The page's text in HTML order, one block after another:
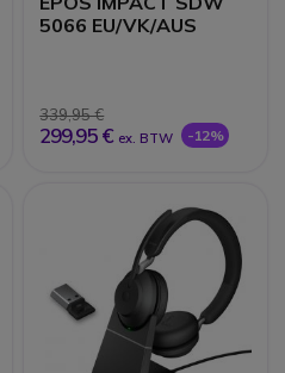
5066 EU/VK/AUS
339,95 €
299,95 € ex. BTW -12%